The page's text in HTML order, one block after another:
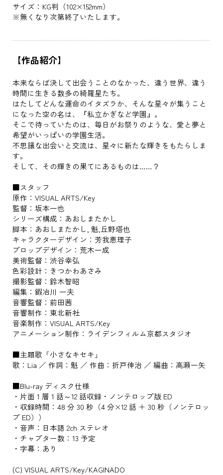
サイズ：KG判（102×152mm）
※無くなり次第終了いたします。
【作品紹介】
本来ならば決して出会うことのなかった、違う世界、違う
時間に生きる数多の綺羅星たち。
はたしてどんな運命のイタズラか、そんな星々が集うこと
になった空の名は、『私立かぎなど学園』。
そこで待っていたのは、毎日がお祭りのような、愛と夢と
希望がいっぱいの学園生活。
不思議な出会いと交流は、星々に新たな輝きをもたらしま
す。
そして、その輝きの果てにあるものは……？
■スタッフ
原作：VISUAL ARTS/Key
監督：坂本一也
シリーズ構成：あおしまたかし
脚本：あおしまたかし, 魁,丘野塔也
キャラクターデザイン：芳我恵理子
プロップデザイン：荒木一成
美術監督：渋谷幸弘
色彩設計：きつかわあさみ
撮影監督：鈴木智昭
編集：鍜冶川 一夫
音響監督：前田茜
音響制作：東北新社
音楽制作：VISUAL ARTS/Key
アニメーション制作：ライデンフィルム京都スタジオ
■主題歌「小さなキセキ」
歌：Lia ／ 作詞：魁 ／ 作曲：折戸伸治 ／ 編曲：高瀬一矢
■Blu-ray ディスク仕様
・片面 1 層 1 話～12 話収録・ノンテロップ版 ED
・収録時間：48 分 30 秒（4 分×12 話 ＋ 30 秒（ノンテロッ
プ ED））
・音声：日本語 2ch ステレオ
・チャプター数：13 予定
・字幕：あり
(C) VISUAL ARTS/Key/KAGINADO